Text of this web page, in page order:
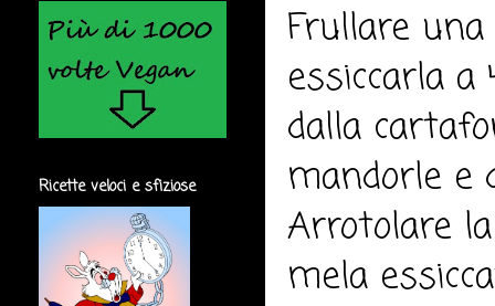
Frullare
essiccarla
dalla
mandorle e
Arrotolare
mela
Ricette veloci e sfiziose